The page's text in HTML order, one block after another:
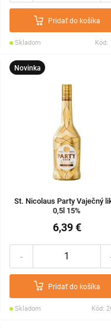
Pridať do košíka
Skladom Kód:
Novinka
St. Nicolaus Party Vaječný
0,5l 15%
6,39 €
-
Pridať do košíka
Skladom Kód: